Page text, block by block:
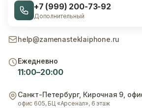
+7 (999) 200-73-92
Дополнительный
help@zamenasteklaiphone.ru
Ежедневно
11:00–20:00
Санкт-Петербург, Кирочная 9,
офис 605, БЦ «Арсенал», 6 этаж